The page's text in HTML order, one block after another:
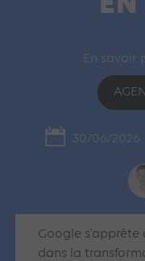
En savoir
30/06/2026
Google
dans la